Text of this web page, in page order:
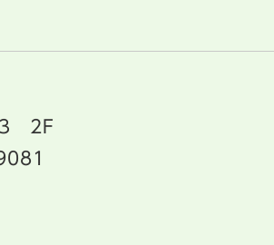
3 2F